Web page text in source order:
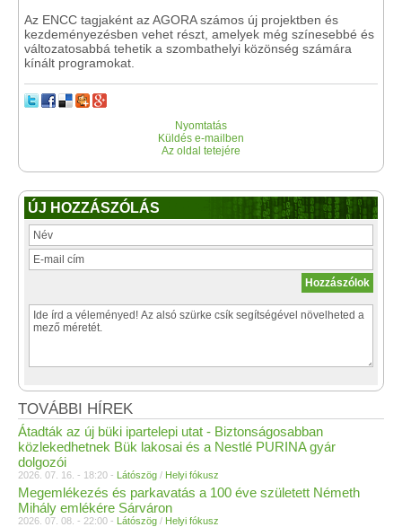
Az ENCC tagjaként az AGORA számos új projektben és
kezdeményezésben vehet részt, amelyek még színesebbé és
változatosabbá tehetik a szombathelyi közönség számára
kínált programokat.
Nyomtatás
Küldés e-mailben
Az oldal tetejére
ÚJ HOZZÁSZÓLÁS
TOVÁBBI HÍREK
Átadták az új büki ipartelepi utat - Biztonságosabban
közlekedhetnek Bük lakosai és a Nestlé PURINA gyár
dolgozói
2026. 07. 16. - 18:20 - Látószög / Helyi fókusz
Megemlékezés és parkavatás a 100 éve született Németh
Mihály emlékére Sárváron
2026. 07. 08. - 22:00 - Látószög / Helyi fókusz